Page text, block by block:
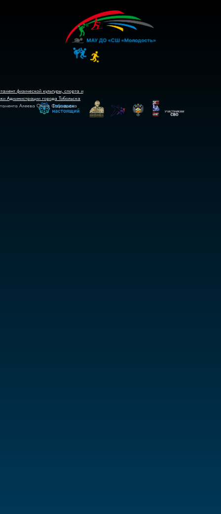
физической культуры, спорта и
Администрации города Тобольска
Алеева Ольга Фаридовна